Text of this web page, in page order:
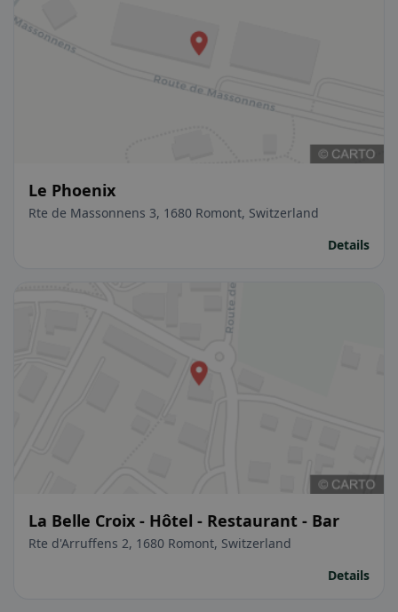
Le Phoenix
Rte de Massonnens 3, 1680 Romont, Switzerland
Details
La Belle Croix - Hôtel - Restaurant - Bar
Rte d'Arruffens 2, 1680 Romont, Switzerland
Details